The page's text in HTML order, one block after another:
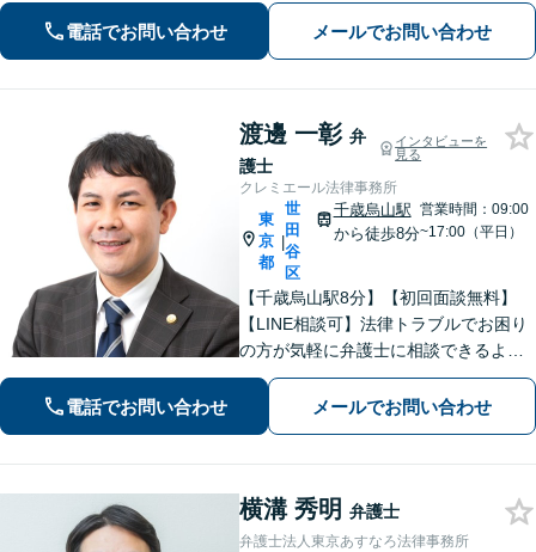
◎誠心誠意サポートします。正式なご
契約後は「弁護士が全て対応いたしま
す」【交通事故・離婚】はお任せくだ
さい！
電話でお問い合わせ メールでお問い合わせ
渡邊 一彰 弁
護士
インタビューを
見る
クレミエール法律事務所
東
京
都
|
世
田
谷
区
千歳烏山駅
から徒歩8分
営業時間：09:00
~17:00（平日）
【千歳烏山駅8分】【初回面談無料】
【LINE相談可】法律トラブルでお困り
の方が気軽に弁護士に相談できるよう
な体制を整えています。お話ししやす
い雰囲気づくりと、丁寧な説明、スピ
ード対応を心がけています。ぜひご相
電話でお問い合わせ メールでお問い合わせ
横溝 秀明 弁護士
弁護士法人東京あすなろ法律事務所